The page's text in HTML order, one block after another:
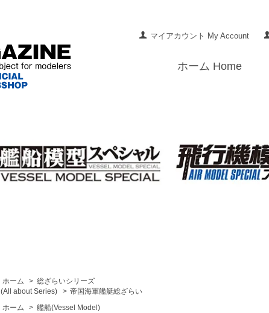
マイアカウント My Account
ホーム Home
ホーム > 総ざらいシリーズ
(All about Series)
> 帝国海軍艦艇総ざらい
ホーム
> 艦船(Vessel Model)